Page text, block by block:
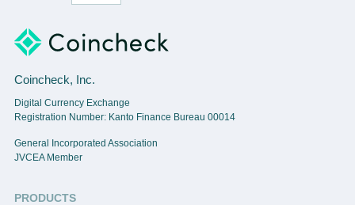
Coincheck, Inc.
Digital Currency Exchange
Registration Number: Kanto Finance Bureau 00014
General Incorporated Association
JVCEA Member
PRODUCTS